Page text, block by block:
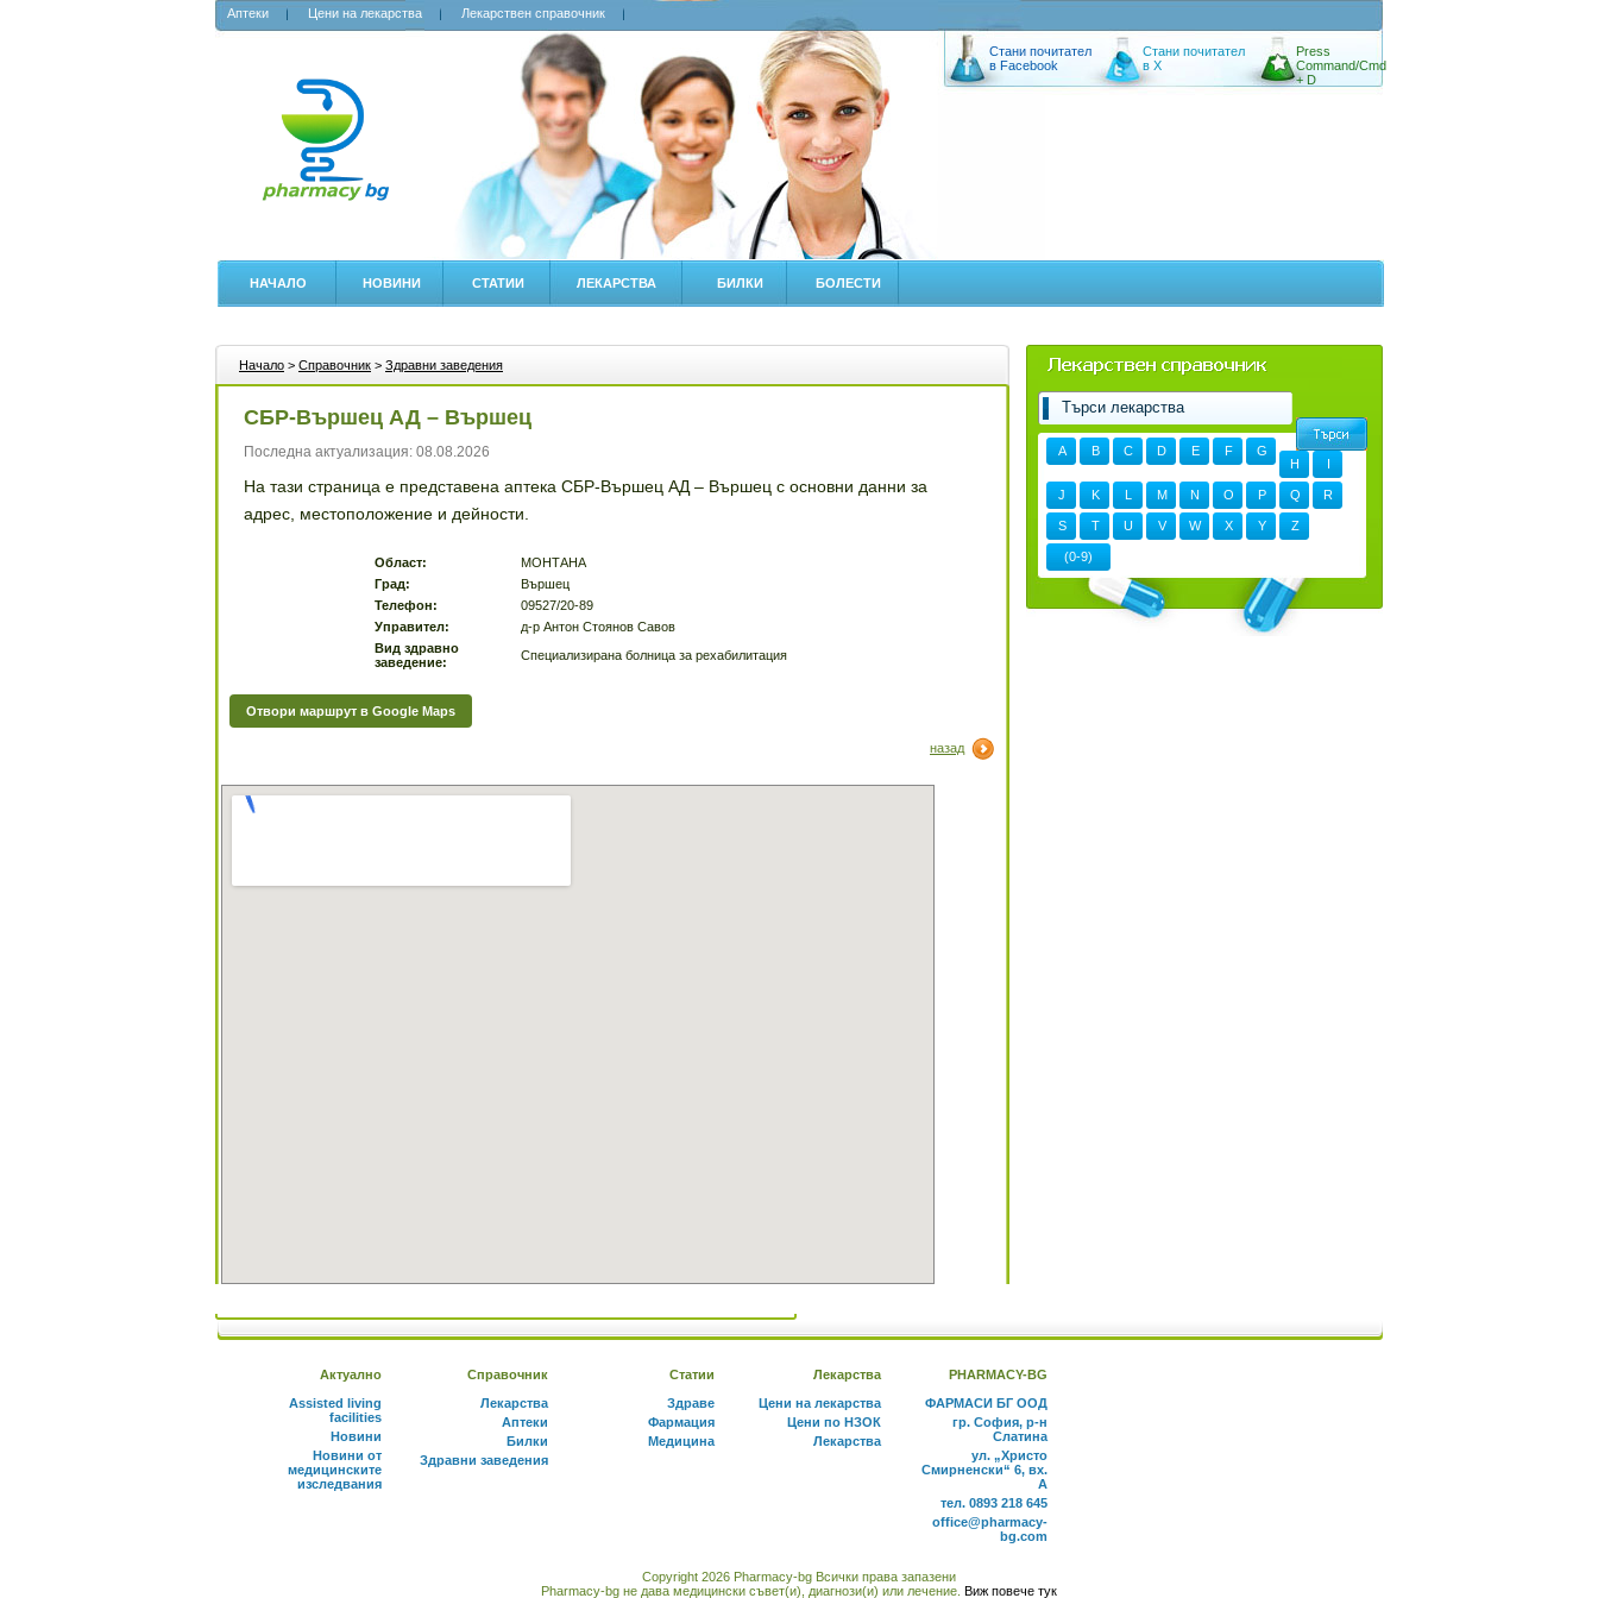
Аптеки Цени на лекарства Лекарствен справочник
Стани почитател
в Facebook
Стани почитател
в X
Press
Command/Cmd
+ D
НАЧАЛО НОВИНИ СТАТИИ ЛЕКАРСТВА БИЛКИ БОЛЕСТИ
Начало > Справочник > Здравни заведения
СБР-Вършец АД – Вършец
Последна актуализация: 08.08.2026
На тази страница е представена аптека СБР-Вършец АД – Вършец с основни данни за
адрес, местоположение и дейности.
Област:
МОНТАНА
Град:
Вършец
Телефон:
09527/20-89
Управител:
д-р Антон Стоянов Савов
Вид здравно
заведение:
Специализирана болница за рехабилитация
Отвори маршрут в Google Maps
назад
A B C D E F
G
H
I
J K L M N O P Q R
S T U V W X Y Z
(0-9)
Актуално
Assisted living
facilities
Новини
Новини от
медицинските
изследвания
Справочник
Лекарства
Аптеки
Билки
Здравни заведения
Статии
Здраве
Фармация
Медицина
Лекарства
Цени на лекарства
Цени по НЗОК
Лекарства
PHARMACY-BG
ФАРМАСИ БГ ООД
гр. София, р-н
Слатина
ул. „Христо
Смирненски“ 6, вх.
А
тел. 0893 218 645
office@pharmacy-
bg.com
Copyright 2026 Pharmacy-bg Всички права запазени
Pharmacy-bg не дава медицински съвет(и), диагнози(и) или лечение. Виж повече тук